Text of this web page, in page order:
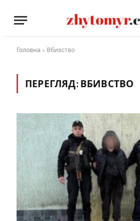
Головна » Вбивство
ПЕРЕГЛЯД: ВБИВСТВО